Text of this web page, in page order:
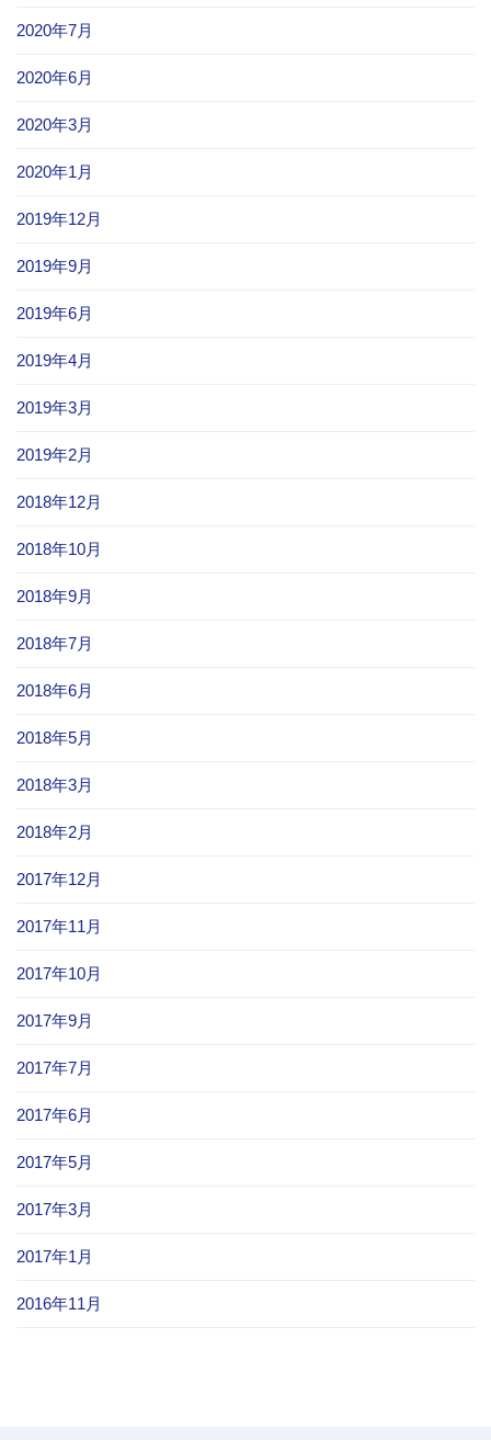
2020年7月
2020年6月
2020年3月
2020年1月
2019年12月
2019年9月
2019年6月
2019年4月
2019年3月
2019年2月
2018年12月
2018年10月
2018年9月
2018年7月
2018年6月
2018年5月
2018年3月
2018年2月
2017年12月
2017年11月
2017年10月
2017年9月
2017年7月
2017年6月
2017年5月
2017年3月
2017年1月
2016年11月